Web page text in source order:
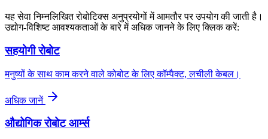
यह सेवा निम्नलिखित रोबोटिक्स अनुप्रयोगों में आमतौर पर उपयोग की जाती है।
उद्योग-विशिष्ट आवश्यकताओं के बारे में अधिक जानने के लिए क्लिक करें:
सहयोगी रोबोट
मनुष्यों के साथ काम करने वाले कोबोट के लिए कॉम्पैक्ट, लचीली केबल।
अधिक जानें
औद्योगिक रोबोट आर्म्स